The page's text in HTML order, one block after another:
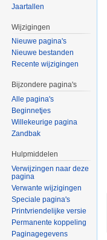
Jaartallen
Wijzigingen
Nieuwe pagina's
Nieuwe bestanden
Recente wijzigingen
Bijzondere pagina's
Alle pagina's
Beginnetjes
Willekeurige pagina
Zandbak
Hulpmiddelen
Verwijzingen naar deze
pagina
Verwante wijzigingen
Speciale pagina's
Printvriendelijke versie
Permanente koppeling
Paginagegevens